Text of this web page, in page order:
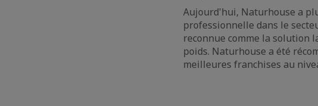
Aujourd'hui, Naturhouse a
professionnelle dans le
reconnue comme la solution
poids. Naturhouse a été
meilleures franchises au